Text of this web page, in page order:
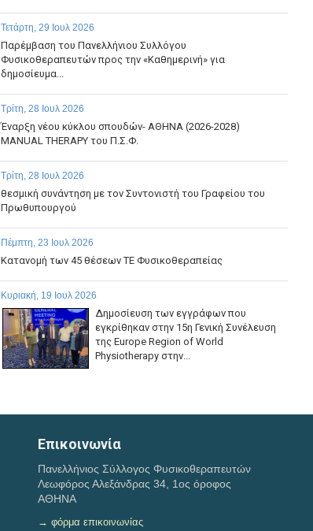
Τετάρτη, 29 Ιουλ 2026
Παρέμβαση του Πανελλήνιου Συλλόγου
Φυσικοθεραπευτών προς την «Καθημερινή» για
δημοσίευμα...
Τρίτη, 28 Ιουλ 2026
Έναρξη νέου κύκλου σπουδών- ΑΘΗΝΑ (2026-2028)
MANUAL THERAPY του Π.Σ.Φ.
Τρίτη, 28 Ιουλ 2026
θεσμική συνάντηση με τον Συντονιστή του Γραφείου του
Πρωθυπουργού
Πέμπτη, 23 Ιουλ 2026
Κατανομή των 45 θέσεων ΤΕ Φυσικοθεραπείας
Κυριακή, 19 Ιουλ 2026
Δημοσίευση των εγγράφων που
εγκρίθηκαν στην 15η Γενική Συνέλευση
της Europe Region of World
Physiotherapy στην...
ΠΑΡΑΤΑΣΗ ΗΜΕΡΟΜΗΝΙΑΣ ΥΠΟΒΟΛΗΣ ΔΙΚΑΙΟΛΟΓΗΤΙΚΩΝ
ΕΝΔΙΑΦΕΡΟΝΤΟΣ...
Επικοινωνία
Πανελλήνιος Σύλλογος Φυσικοθεραπευτών
Λεωφόρος Αλεξάνδρας 34, 1ος όροφος
ΑΘΗΝΑ
→ φόρμα επικοινωνίας